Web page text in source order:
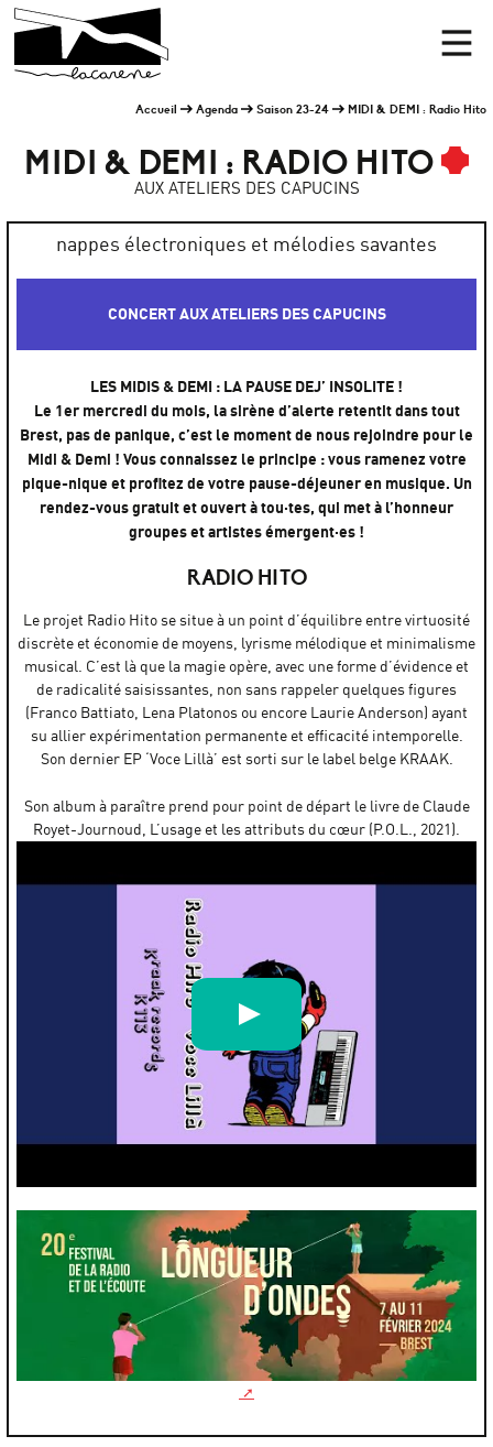
Panneau de gestion des cookies
Accueil
Menu
Accueil Agenda Saison 23-24 MIDI & DEMI : Radio Hito
MIDI & DEMI : RADIO HITO
AUX ATELIERS DES CAPUCINS
nappes électroniques et mélodies savantes
CONCERT AUX ATELIERS DES CAPUCINS
LES MIDIS & DEMI : LA PAUSE DEJ’ INSOLITE !
Le 1er mercredi du mois, la sirène d’alerte retentit dans tout
Brest, pas de panique, c’est le moment de nous rejoindre pour le
Midi & Demi ! Vous connaissez le principe : vous ramenez votre
pique-nique et profitez de votre pause-déjeuner en musique. Un
rendez-vous gratuit et ouvert à tou·tes, qui met à l’honneur
groupes et artistes émergent·es !
RADIO HITO
Le projet Radio Hito se situe à un point d’équilibre entre virtuosité
discrète et économie de moyens, lyrisme mélodique et minimalisme
musical. C’est là que la magie opère, avec une forme d’évidence et
de radicalité saisissantes, non sans rappeler quelques figures
(Franco Battiato, Lena Platonos ou encore Laurie Anderson) ayant
su allier expérimentation permanente et efficacité intemporelle.
Son dernier EP ‘Voce Lillà’ est sorti sur le label belge KRAAK.
Son album à paraître prend pour point de départ le livre de Claude
Royet-Journoud, L’usage et les attributs du cœur (P.O.L., 2021).
parRadio Hito - Topic